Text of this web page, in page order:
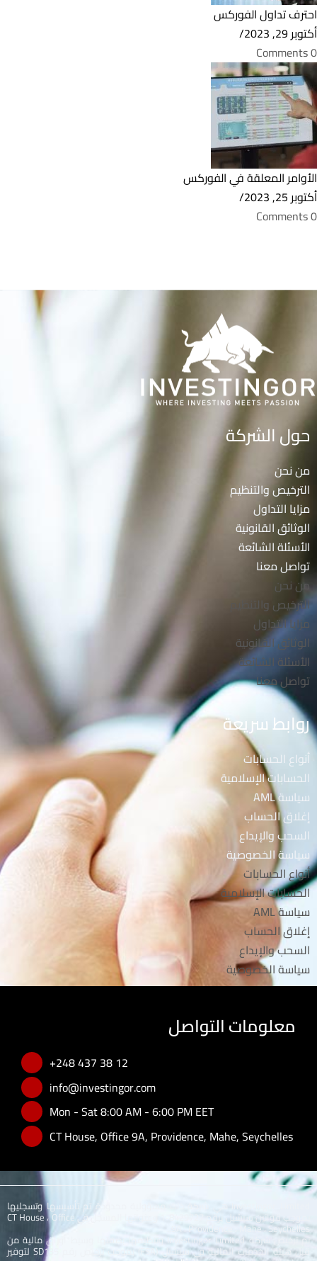
احترف تداول الفوركس
أكتوبر 29, 2023
/
0 Comments
الأوامر المعلقة في الفوركس
أكتوبر 25, 2023
/
0 Comments
حول الشركة
من نحن
الترخيص والتنظيم
مزايا التداول
الوثائق القانونية
الأسئلة الشائعة
تواصل معنا
من نحن
الترخيص والتنظيم
مزايا التداول
الوثائق القانونية
الأسئلة الشائعة
تواصل معنا
روابط سريعة
أنواع الحسابات
الحسابات الإسلامية
سياسة AML
إغلاق الحساب
السحب والإيداع
سياسة الخصوصية
أنواع الحسابات
الحسابات الإسلامية
سياسة AML
إغلاق الحساب
السحب والإيداع
سياسة الخصوصية
معلومات التواصل
+248 437 38 12
info@investingor.com
Mon - Sat 8:00 AM - 6:00 PM EET
CT House, Office 9A, Providence, Mahe, Seychelles
Investingor Limited هي شركة ذات مسؤولية محدودة تم تأسيسها وتسجليها
بموجب قوانين سيشيل برقم 8429727-1 وعنوانها المسجل في CT House ، Office
9A ، Providence ، Mahe ، Seychelles..
تم ترخيص شركة Investingor Limited وتنظيمها بصفتها وسيط أوراق مالية من
قبل هيئة الخدمات المالية في سيشيل (FSA) بموجب ترخيص رقم SD135 لتوفير